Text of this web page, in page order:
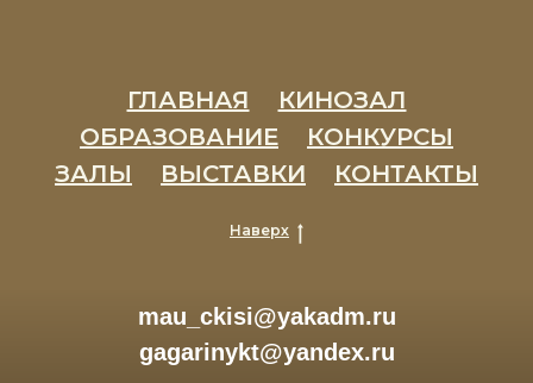
ГЛАВНАЯ
КИНОЗАЛ
ОБРАЗОВАНИЕ
КОНКУРСЫ
ЗАЛЫ
ВЫСТАВКИ КОНТАКТЫ
Наверх
gagarinykt@yandex.ru
mau_ckisi@yakadm.ru